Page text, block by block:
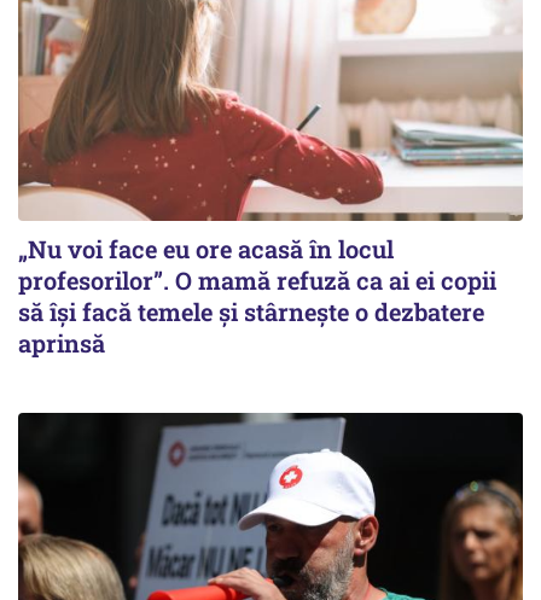
„Nu voi face eu ore acasă în locul
profesorilor”. O mamă refuză ca ai ei copii
să își facă temele și stârnește o dezbatere
aprinsă